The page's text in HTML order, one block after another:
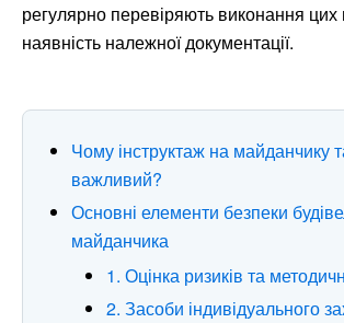
регулярно перевіряють виконання цих
наявність належної документації.
Чому інструктаж на майданчику
важливий?
Основні елементи безпеки
майданчика
1. Оцінка ризиків та
2. Засоби індивідуального